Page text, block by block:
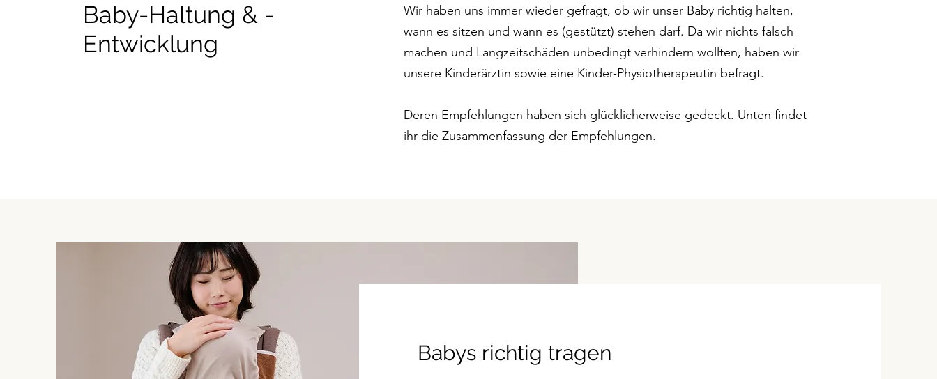
Baby-Haltung & -
Entwicklung
Wir haben uns immer wieder gefragt, ob wir unser Baby richtig halten,
wann es sitzen und wann es (gestützt) stehen darf. Da wir nichts falsch
machen und Langzeitschäden unbedingt verhindern wollten, haben wir
unsere Kinderärztin sowie eine Kinder-Physiotherapeutin befragt.
Deren Empfehlungen haben sich glücklicherweise gedeckt. Unten findet
ihr die Zusammenfassung der Empfehlungen.
Babys richtig tragen